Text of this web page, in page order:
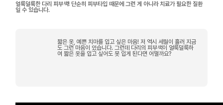
얼룩덜룩한 다리 피부색! 단순히 피부타입 때문에 그런 게 아니라 치료가 필요한 질환
일 수 있습니다.
짧은 옷, 예쁜 치마를 입고 싶은 마음! 저 역시 세월이 흘러 지금
도 그런 마음이 있습니다. 그런데 다리의 피부색이 얼룩덜룩하
여 짧은 옷을 입고 싶어도 못 입게 된다면 어떨까요?